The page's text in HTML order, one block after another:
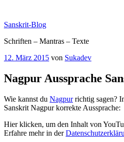
springen
Sanskrit-Blog
Schriften – Mantras – Texte
Veröffentlicht
12. März 2015 von Sukadev
Nagpur Aussprache
Wie kannst du Nagpurrichtig sagen?
Sanskrit Nagpur korrekte Aussprache:
„Nagpur
Pronunciation
Sanskrit
Hier klicken, um den Inhalt von
Erfahre mehr in der